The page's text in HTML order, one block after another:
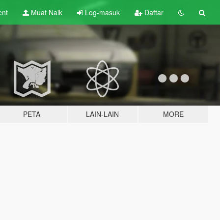
Muat Naik Log-masuk Daftar
PETA LAIN-LAIN MORE